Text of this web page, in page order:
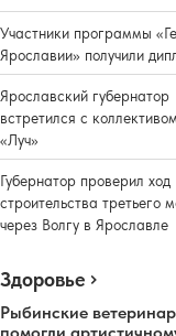
Участники программы
Ярославии» получили
Ярославский губернатор
встретился с
«Луч»
Губернатор проверил ход
строительства третьего
через Волгу в Ярославле
Здоровье
Рыбинские